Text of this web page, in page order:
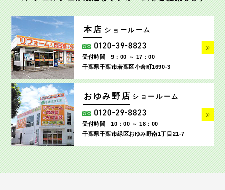
本店 ショールーム
受付時間
9：00 ～ 17：00
千葉県千葉市若葉区小倉町1690‐3
おゆみ野店 ショールーム
受付時間
10：00 ～ 18：00
千葉県千葉市緑区おゆみ野南1丁目21-7